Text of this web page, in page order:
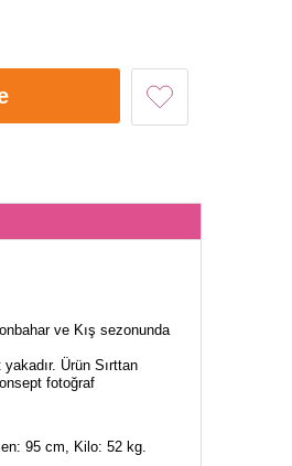
ve Kış sezonunda
Ürün Sırttan
fotoğraf
95 cm, Kilo: 52 kg.